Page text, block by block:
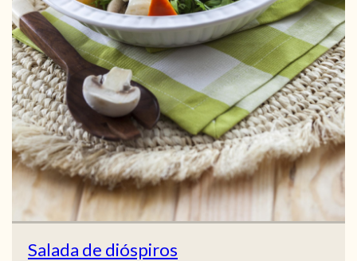
Salada de dióspiros